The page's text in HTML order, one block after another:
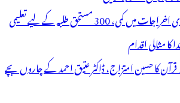
شادی کے غیر ضروری اخراجات میں کمی، 300 مستحق طلبہ کے لیے تعلیمی
کا مثالی اقدام
کا حسین امتزاج، ڈاکٹر عتیق احمد کے چاروں بچے